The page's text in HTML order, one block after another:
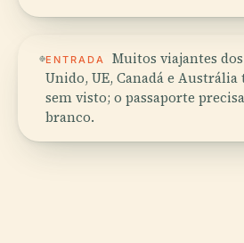
ENTRADA
Muitos viajantes
Unido, UE, Canadá e Austrália
sem visto; o passaporte
branco.